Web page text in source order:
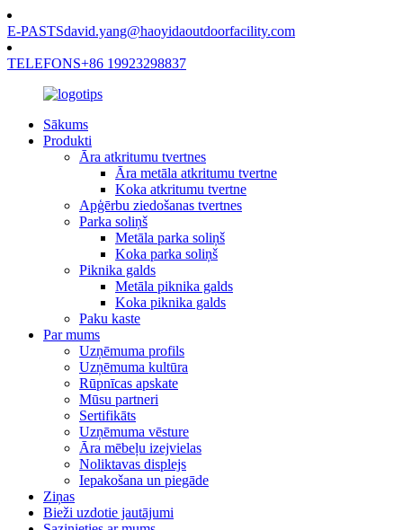
E-PASTSdavid.yang@haoyidaoutdoorfacility.com
TELEFONS+86 19923298837
Sākums
Produkti
Āra atkritumu tvertnes
Āra metāla atkritumu tvertne
Koka atkritumu tvertne
Apģērbu ziedošanas tvertnes
Parka soliņš
Metāla parka soliņš
Koka parka soliņš
Piknika galds
Metāla piknika galds
Koka piknika galds
Paku kaste
Par mums
Uzņēmuma profils
Uzņēmuma kultūra
Rūpnīcas apskate
Mūsu partneri
Sertifikāts
Uzņēmuma vēsture
Āra mēbeļu izejvielas
Noliktavas displejs
Iepakošana un piegāde
Ziņas
Bieži uzdotie jautājumi